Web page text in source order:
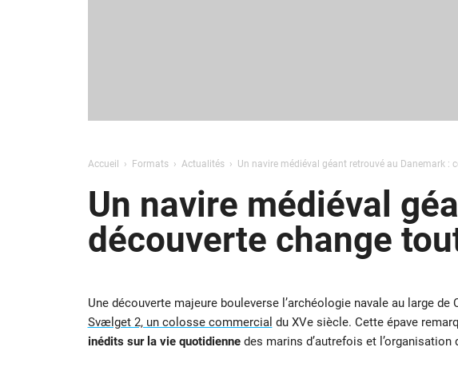
Accueil Formats Actualités Un navire médiéval géant retrouvé au Danemark :
Un navire médiéval
découverte change
Une découverte majeure bouleverse l’archéologie navale au large
Svælget 2, un colosse commercial du XVe siècle. Cette épave
inédits sur la vie quotidiennedes marins d’autrefois et l’organisation